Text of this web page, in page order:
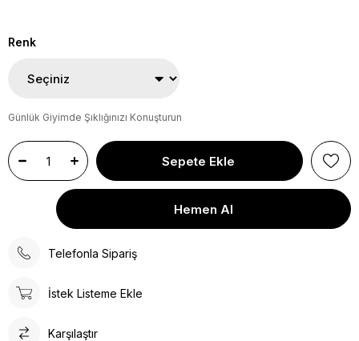
Renk
Günlük Giyimde Şıklığınızı Konuşturun
Telefonla Sipariş
İstek Listeme Ekle
Karşılaştır